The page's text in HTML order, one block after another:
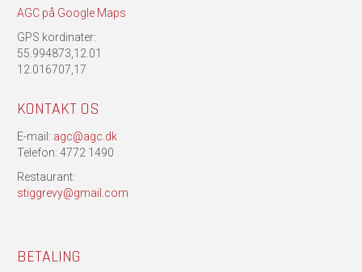
AGC på Google Maps
GPS kordinater:
55.994873,12.01
12.016707,17
KONTAKT OS
E-mail: agc@agc.dk
Telefon: 4772 1490
Restaurant:
stiggrevy@gmail.com
BETALING